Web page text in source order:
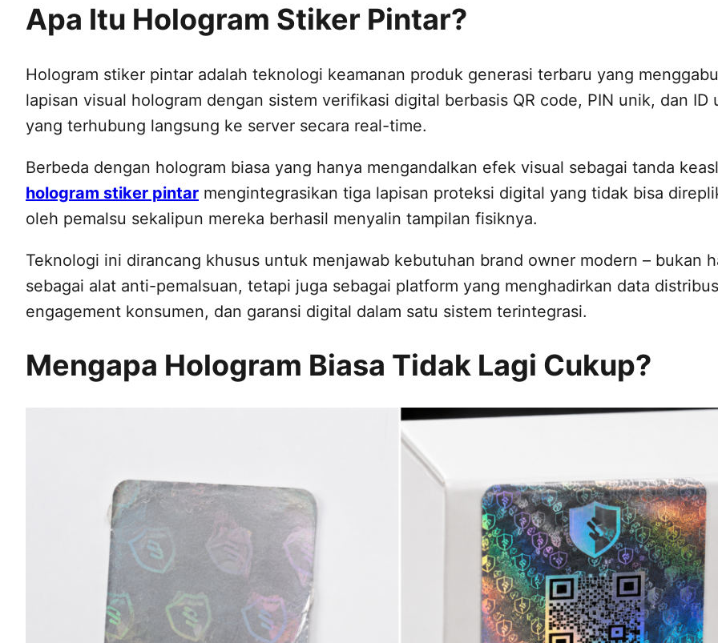
Apa Itu Hologram Stiker Pintar?
Hologram stiker pintar adalah teknologi keamanan produk generasi terbaru yang
lapisan visual hologram dengan sistem verifikasi digital berbasis QR code, PIN unik, dan ID
yang terhubung langsung ke server secara real-time.
Berbeda dengan hologram biasa yang hanya mengandalkan efek visual sebagai tanda
hologram stiker pintar mengintegrasikan tiga lapisan proteksi digital yang tidak bisa
oleh pemalsu sekalipun mereka berhasil menyalin tampilan fisiknya.
Teknologi ini dirancang khusus untuk menjawab kebutuhan brand owner modern – bukan
sebagai alat anti-pemalsuan, tetapi juga sebagai platform yang menghadirkan data
engagement konsumen, dan garansi digital dalam satu sistem terintegrasi.
Mengapa Hologram Biasa Tidak Lagi Cukup?